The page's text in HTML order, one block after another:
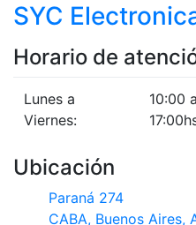
SYC
Horario de
Lunes a
Viernes:
10:00
Ubicación
Paraná 274
CABA, Buenos Aires,